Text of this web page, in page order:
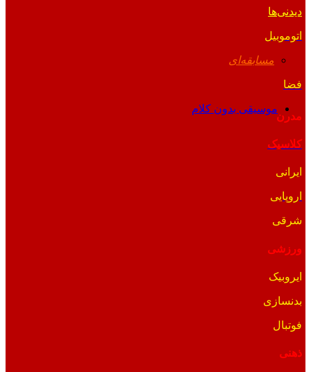
دیدنی‌ها
اتوموبیل
مسابقه‌ای
فضا
موسیقی بدون کلام
مدرن
کلاسیک
ایرانی
اروپایی
شرقی
ورزشی
ایروبیک
بدنسازی
فوتبال
ذهنی